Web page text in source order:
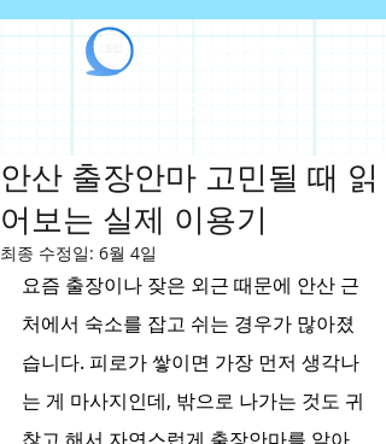
안산 출장안마 고민될 때 읽
어보는 실제 이용기
최종 수정일: 6월 4일
요즘 출장이나 잦은 외근 때문에 안산 근
처에서 숙소를 잡고 쉬는 경우가 많아졌
습니다. 피로가 쌓이면 가장 먼저 생각나
는 게 마사지인데, 밖으로 나가는 것도 귀